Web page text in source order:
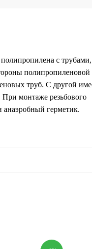
с трубами,
полипропиленовой
труб. С другой
монтаже резьбового
герметик.